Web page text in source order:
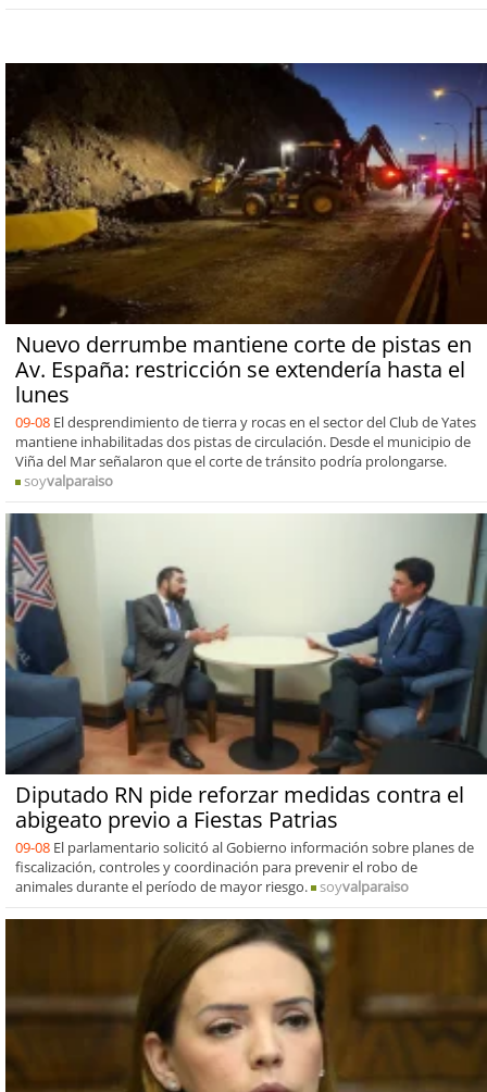
Nuevo derrumbe mantiene corte de pistas en
Av. España: restricción se extendería hasta el
lunes
09-08 El desprendimiento de tierra y rocas en el sector del Club de Yates
mantiene inhabilitadas dos pistas de circulación. Desde el municipio de
Viña del Mar señalaron que el corte de tránsito podría prolongarse.
soyvalparaiso
Diputado RN pide reforzar medidas contra el
abigeato previo a Fiestas Patrias
09-08 El parlamentario solicitó al Gobierno información sobre planes de
fiscalización, controles y coordinación para prevenir el robo de
animales durante el período de mayor riesgo.
soyvalparaiso